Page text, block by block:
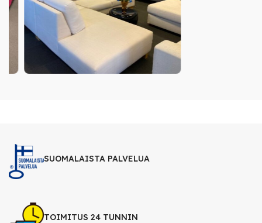
SUOMALAISTA PALVELUA
TOIMITUS 24 TUNNIN